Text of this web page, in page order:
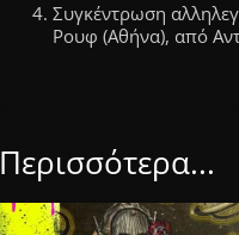
Συγκέντρωση
Ρουφ (Αθήνα), από
Περισσότερα...